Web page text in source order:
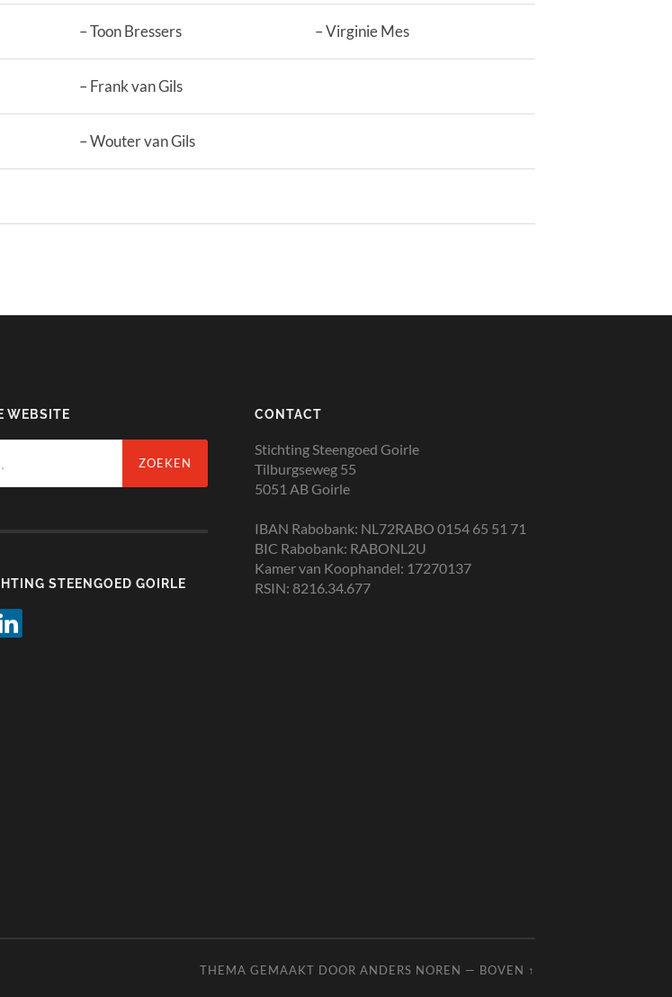
– Toon Bressers – Virginie Mes
– Frank van Gils
– Wouter van Gils
WEBSITE
STEENGOED GOIRLE
CONTACT
Stichting Steengoed Goirle
Tilburgseweg 55
5051 AB Goirle
IBAN Rabobank: NL72RABO 0154 65 51 71
BIC Rabobank: RABONL2U
Kamer van Koophandel: 17270137
RSIN: 8216.34.677
THEMA GEMAAKT DOOR ANDERS NOREN — BOVEN ↑